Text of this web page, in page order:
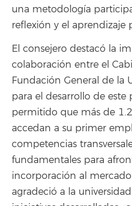
una metodología
reflexión y el aprendizaje
El consejero destacó la
colaboración entre el
Fundación General de la
para el desarrollo de este
permitido que más de
accedan a su primer
competencias
fundamentales para
incorporación al
agradeció a la